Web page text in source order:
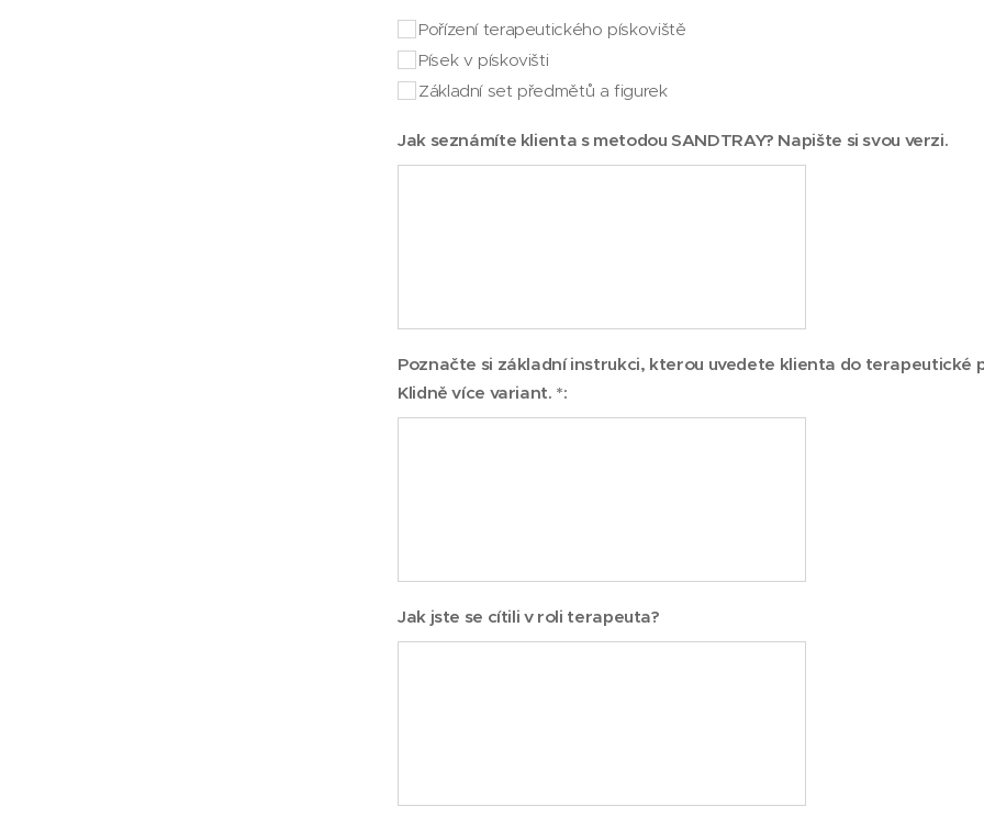
Pořízení terapeutického pískoviště
Písek v pískovišti
Základní set předmětů a figurek
Jak seznámíte klienta s metodou SANDTRAY? Napište si svou verzi.
Poznačte si základní instrukci, kterou uvedete klienta do terapeutické
Klidně více variant. *:
Jak jste se cítili v roli terapeuta?